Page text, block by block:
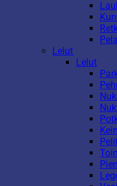
Lelut
Lelut